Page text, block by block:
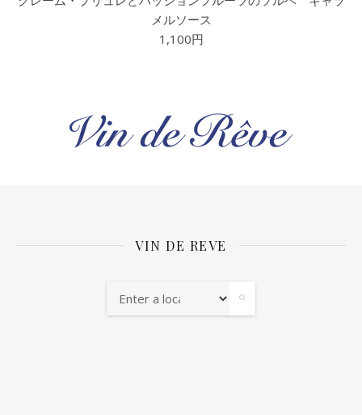
メルソース
1,100円
VIN DE REVE